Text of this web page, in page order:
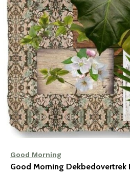
Good Morning
Good Morning Dekbedovertrek